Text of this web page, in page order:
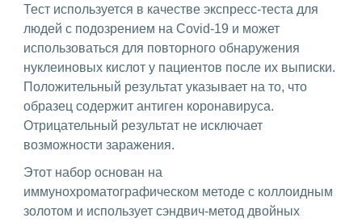
Тест используется в качестве экспресс-теста для
людей с подозрением на Covid-19 и может
использоваться для повторного обнаружения
нуклеиновых кислот у пациентов после их выписки.
Положительный результат указывает на то, что
образец содержит антиген коронавируса.
Отрицательный результат не исключает
возможности заражения.
Этот набор основан на
иммунохроматографическом методе с коллоидным
золотом и использует сэндвич-метод двойных